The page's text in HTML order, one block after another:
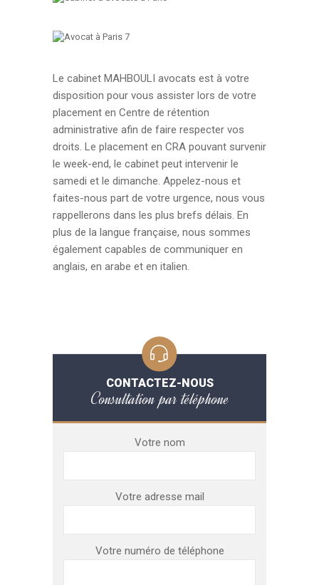
Le cabinet MAHBOULI avocats est à votre
disposition pour vous assister lors de votre
placement en Centre de rétention
administrative afin de faire respecter vos
droits. Le placement en CRA pouvant survenir
le week-end, le cabinet peut intervenir le
samedi et le dimanche. Appelez-nous et
faites-nous part de votre urgence, nous vous
rappellerons dans les plus brefs délais. En
plus de la langue française, nous sommes
également capables de communiquer en
anglais, en arabe et en italien.
CONTACTEZ-NOUS
Consultation par téléphone
Votre nom
Votre adresse mail
Votre numéro de téléphone